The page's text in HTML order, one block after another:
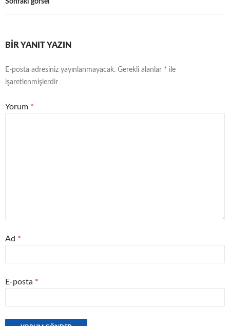
BIR YANIT YAZIN
E-posta adresiniz yayınlanmayacak. Gerekli alanlar * ile
işaretlenmişlerdir
Yorum *
Ad *
E-posta *